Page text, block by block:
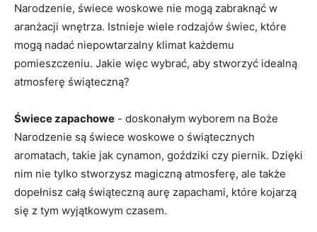
Narodzenie, świece woskowe nie⁤ mogą zabraknąć w⁤
aranżacji wnętrza. Istnieje wiele rodzajów⁤ świec, które⁤
mogą nadać niepowtarzalny ⁤klimat każdemu
pomieszczeniu. Jakie więc ⁤wybrać,⁢ aby stworzyć idealną
atmosferę świąteczną?
Świece zapachowe ‌- doskonałym wyborem ‌na Boże
⁣Narodzenie są świece‌ woskowe o świątecznych
aromatach, takie jak cynamon, goździki‌ czy piernik. Dzięki
nim nie tylko stworzysz magiczną atmosferę, ale także
dopełnisz ⁤całą​ świąteczną aurę zapachami, które kojarzą
się z ⁣tym wyjątkowym czasem.